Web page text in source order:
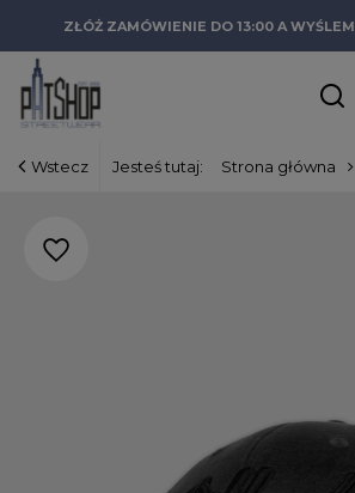
ZŁÓŻ ZAMÓWIENIE DO 13:00 A
Wstecz Jesteś tutaj: Strona główna